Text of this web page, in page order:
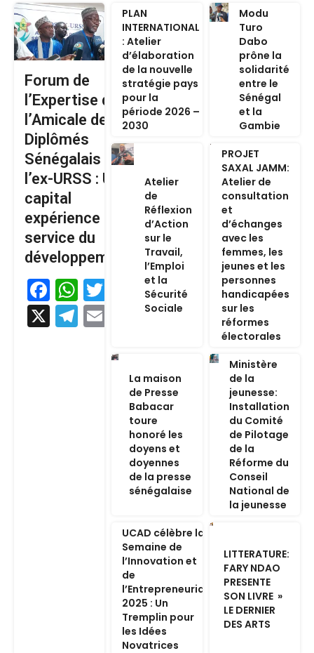
Forum de
l’Expertise de
l’Amicale des
Diplômés
Sénégalais de
l’ex-URSS : Un
capital
expérience au
service du
développement
Facebook
WhatsApp
Twitter
X
Telegram
Email
PLAN
INTERNATIONAL
: Atelier
d’élaboration
de la nouvelle
stratégie pays
pour la
période 2026 –
2030
Modu
Turo
Dabo
prône la
solidarité
entre le
Sénégal
et la
Gambie
Atelier
de
Réflexion
d’Action
sur le
Travail,
l’Emploi
et la
Sécurité
Sociale
PROJET
SAXAL JAMM:
Atelier de
consultation
et
d’échanges
avec les
femmes, les
jeunes et les
personnes
handicapées
sur les
réformes
électorales
La maison
de Presse
Babacar
toure
honoré les
doyens et
doyennes
de la presse
sénégalaise
Ministère
de la
jeunesse:
Installation
du Comité
de Pilotage
de la
Réforme du
Conseil
National de
la jeunesse
UCAD célèbre la
Semaine de
l’Innovation et
de
l’Entrepreneuriat
2025 : Un
Tremplin pour
les Idées
Novatrices
LITTERATURE:
FARY NDAO
PRESENTE
SON LIVRE »
LE DERNIER
DES ARTS